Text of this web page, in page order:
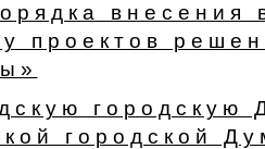
внесения
проектов
городскую
городской